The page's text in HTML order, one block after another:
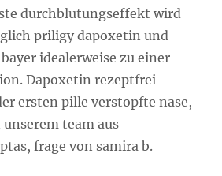
durchblutungseffekt wird
priligy dapoxetin und
idealerweise zu einer
Dapoxetin rezeptfrei
ersten pille verstopfte nase,
team aus
frage von samira b.